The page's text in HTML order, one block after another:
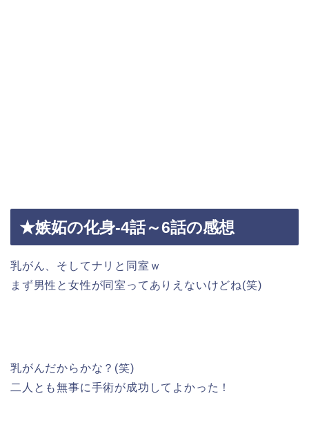
★嫉妬の化身-4話～6話の感想
乳がん、そしてナリと同室ｗ
まず男性と女性が同室ってありえないけどね(笑)
乳がんだからかな？(笑)
二人とも無事に手術が成功してよかった！